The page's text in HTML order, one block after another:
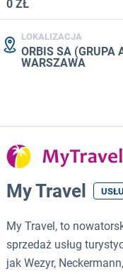
0 ZŁ
LOKALIZACJA
ORBIS SA (GRUPA
WARSZAWA
My Travel
My Travel, to
sprzedaż usług
jak Wezyr,